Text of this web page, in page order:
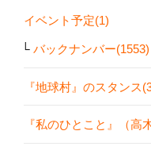
イベント予定(1)
バックナンバー(1553)
『地球村』のスタンス
『私のひとこと』（高